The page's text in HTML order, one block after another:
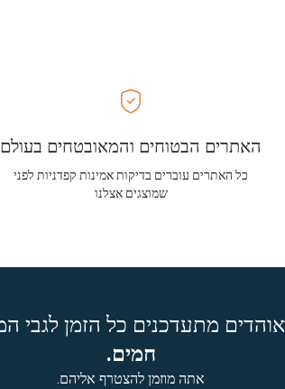
האתרים הבטוחים והמאובטחים בעולם
כל האתרים עוברים בדיקות אמינות קפדניות לפני
שמוצגים אצלנו
אוהדים מתעדכנים כל הזמן לגבי
חמים.
אתה מוזמן להצטרף אליהם.